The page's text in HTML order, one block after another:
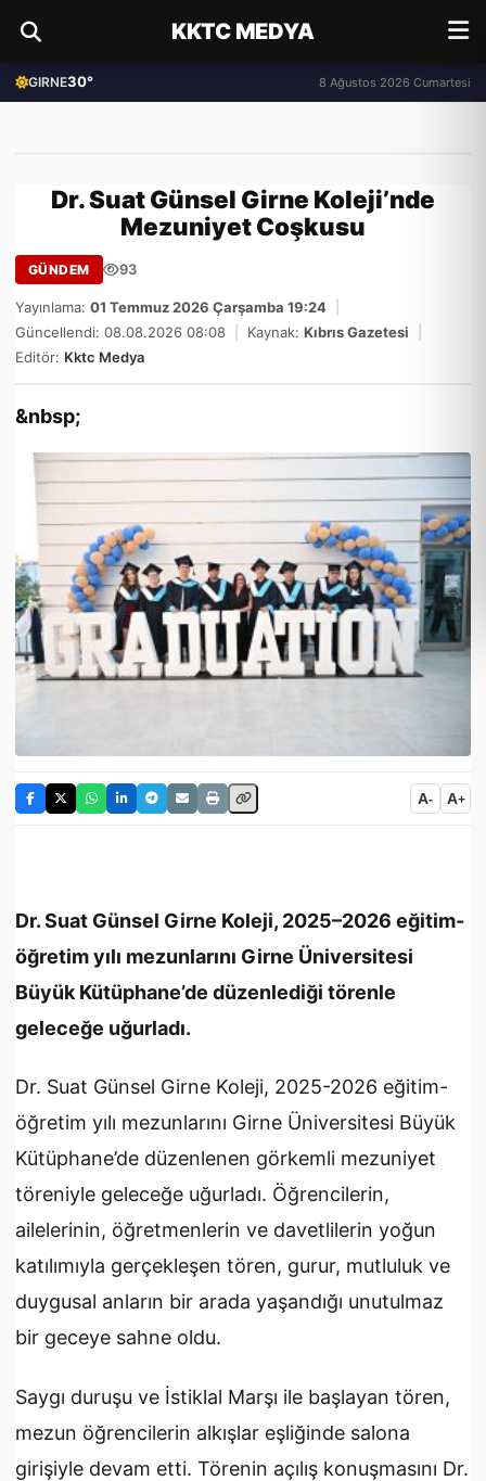
KKTC MEDYA
GIRNE30° 8 Ağustos 2026 Cumartesi
Dr. Suat Günsel Girne Koleji’nde
Mezuniyet Coşkusu
GÜNDEM 93
Yayınlama: 01 Temmuz 2026 Çarşamba 19:24
Güncellendi: 08.08.2026 08:08
Kaynak: Kıbrıs Gazetesi
Editör: Kktc Medya
&nbsp;
A- A+
Dr. Suat Günsel Girne Koleji, 2025–2026 eğitim-
öğretim yılı mezunlarını Girne Üniversitesi
Büyük Kütüphane’de düzenlediği törenle
geleceğe uğurladı.
Dr. Suat Günsel Girne Koleji, 2025-2026 eğitim-
öğretim yılı mezunlarını Girne Üniversitesi Büyük
Kütüphane’de düzenlenen görkemli mezuniyet
töreniyle geleceğe uğurladı. Öğrencilerin,
ailelerinin, öğretmenlerin ve davetlilerin yoğun
katılımıyla gerçekleşen tören, gurur, mutluluk ve
duygusal anların bir arada yaşandığı unutulmaz
bir geceye sahne oldu.
Saygı duruşu ve İstiklal Marşı ile başlayan tören,
mezun öğrencilerin alkışlar eşliğinde salona
girişiyle devam etti. Törenin açılış konuşmasını Dr.